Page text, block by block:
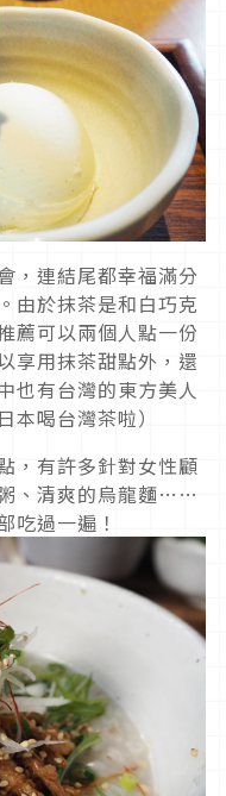
連結尾都幸福滿分
由於抹茶是和白巧克
薦可以兩個人點一份
享用抹茶甜點外，還
也有台灣的東方美人
喝台灣茶啦）
，有許多針對女性顧
、清爽的烏龍麵……
吃過一遍！